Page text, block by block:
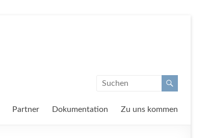
Partner Dokumentation Zu uns kommen